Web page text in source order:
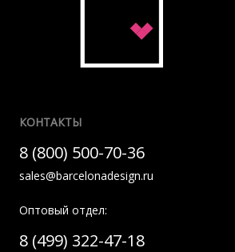
КОНТАКТЫ
8 (800) 500-70-36
sales@barcelonadesign.ru
Оптовый отдел:
8 (499) 322-47-18